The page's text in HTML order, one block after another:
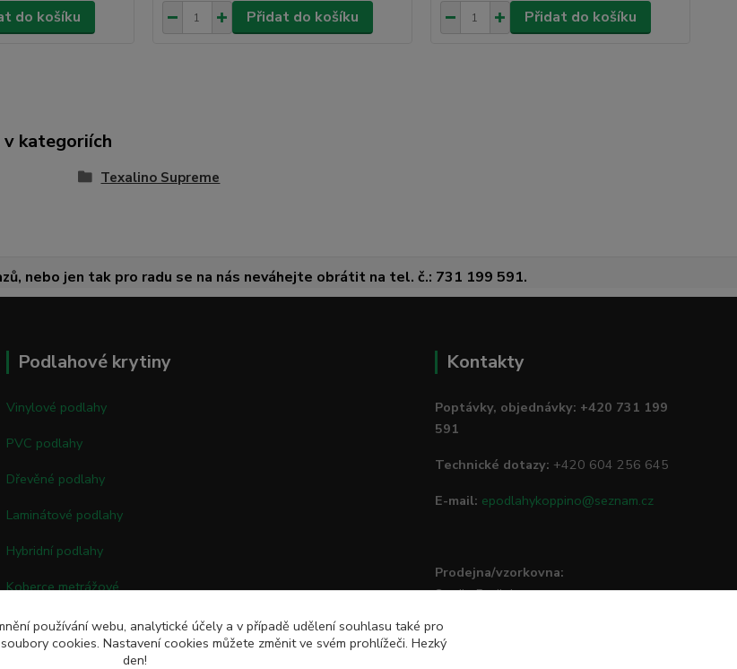
do košíku Přidat do košíku Přidat do košíku
v kategoriích
Texalino Supreme
nebo jen tak pro radu se na nás neváhejte obrátit na tel. č.: 731 199 591.
Podlahové krytiny
Vinylové podlahy
PVC podlahy
Dřevěné podlahy
Laminátové podlahy
Hybridní podlahy
Koberce metrážové
Kobercové čtverce
Kontakty
Poptávky, objednávky: +420 731 199
591
Technické dotazy: +420 604 256 645
E-mail: epodlahykoppino@seznam.cz
Prodejna/vzorkovna:
Studio Podlah
74801 Hlučín
používání webu, analytické účely a v případě udělení souhlasu také pro
cookies. Nastavení cookies můžete změnit ve svém prohlížeči. Hezký
den!